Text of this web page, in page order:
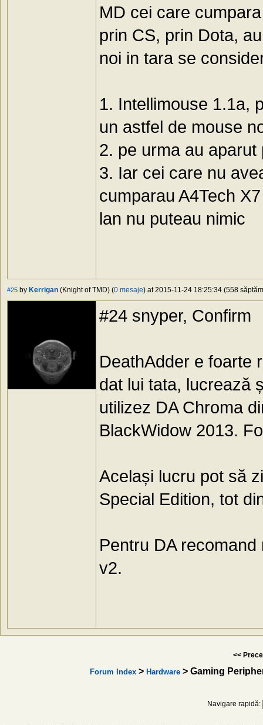
MD cei care
prin CS, prin Dota,
noi in tara se
1. Intellimouse 1.1a,
un astfel de mouse
2. pe urma au
3. Iar cei care nu
cumparau A4Tech
lan nu puteau nimic
#25 by Kerrigan (Knight of TMD) (0 mesaje) at 2015-11-24 18:25:34 (558
#24 snyper, Confirm
DeathAdder e foarte
dat lui tata, lucrează
utilizez DA Chroma
BlackWidow 2013.
Același lucru pot să
Special Edition, tot
Pentru DA
v2.
<<
Forum Index > Hardware > Gaming
Navigare rapidă: